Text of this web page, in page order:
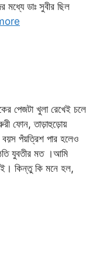
মধ্যে ডাঃ সুবীর ছিল
পেজটা খুলা রেখেই চলে
ফোন, তাড়াহুড়োয়
পঁয়ত্রিশ পার হলেও
যুবতীর মত ।আমি
কিন্তু কি মনে হল,